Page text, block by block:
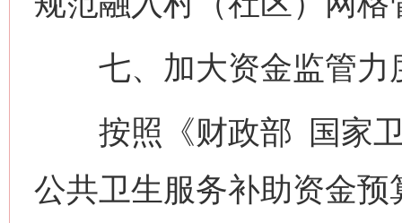
七、加大资金监管力
按照《财政部 国家卫
公共卫生服务补助资金